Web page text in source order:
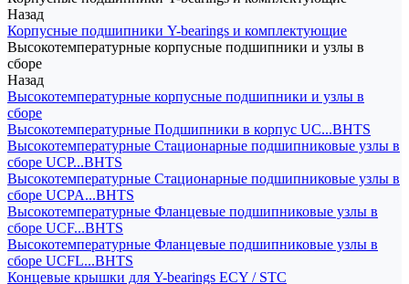
Назад
Корпусные подшипники Y-bearings и комплектующие
Высокотемпературные корпусные подшипники и узлы в
сборе
Назад
Высокотемпературные корпусные подшипники и узлы в
сборе
Высокотемпературные Подшипники в корпус UC...BHTS
Высокотемпературные Стационарные подшипниковые узлы в
сборе UCP...BHTS
Высокотемпературные Стационарные подшипниковые узлы в
сборе UCPA...BHTS
Высокотемпературные Фланцевые подшипниковые узлы в
сборе UCF...BHTS
Высокотемпературные Фланцевые подшипниковые узлы в
сборе UCFL...BHTS
Концевые крышки для Y-bearings ECY / STC